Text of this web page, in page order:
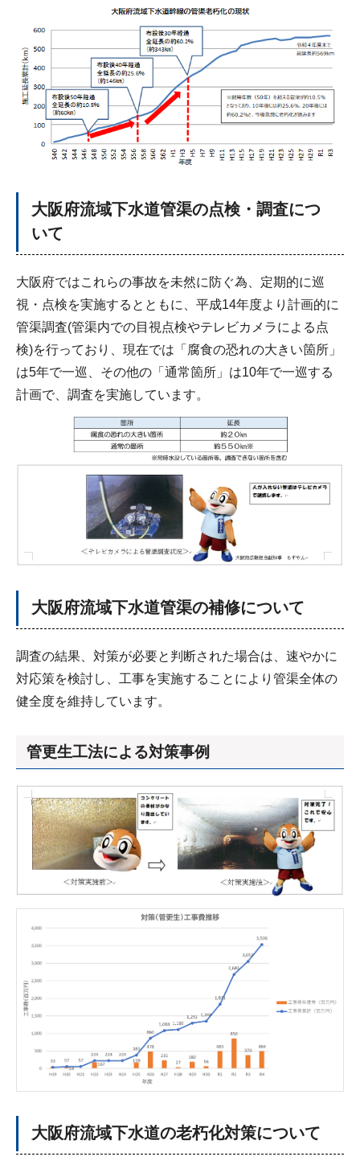
大阪府流域下水道管渠の点検・調査につ
いて
大阪府ではこれらの事故を未然に防ぐ為、定期的に巡
視・点検を実施するとともに、平成14年度より計画的に
管渠調査(管渠内での目視点検やテレビカメラによる点
検)を行っており、現在では「腐食の恐れの大きい箇所」
は5年で一巡、その他の「通常箇所」は10年で一巡する
計画で、調査を実施しています。
大阪府流域下水道管渠の補修について
調査の結果、対策が必要と判断された場合は、速やかに
対応策を検討し、工事を実施することにより管渠全体の
健全度を維持しています。
管更生工法による対策事例
大阪府流域下水道の老朽化対策について